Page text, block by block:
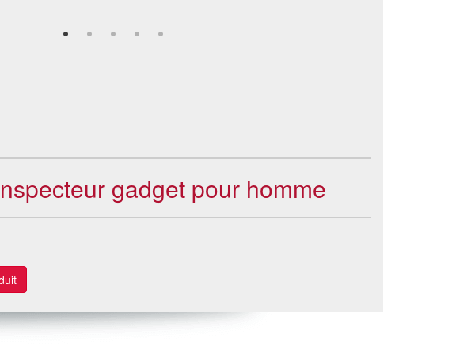
gadget pour homme